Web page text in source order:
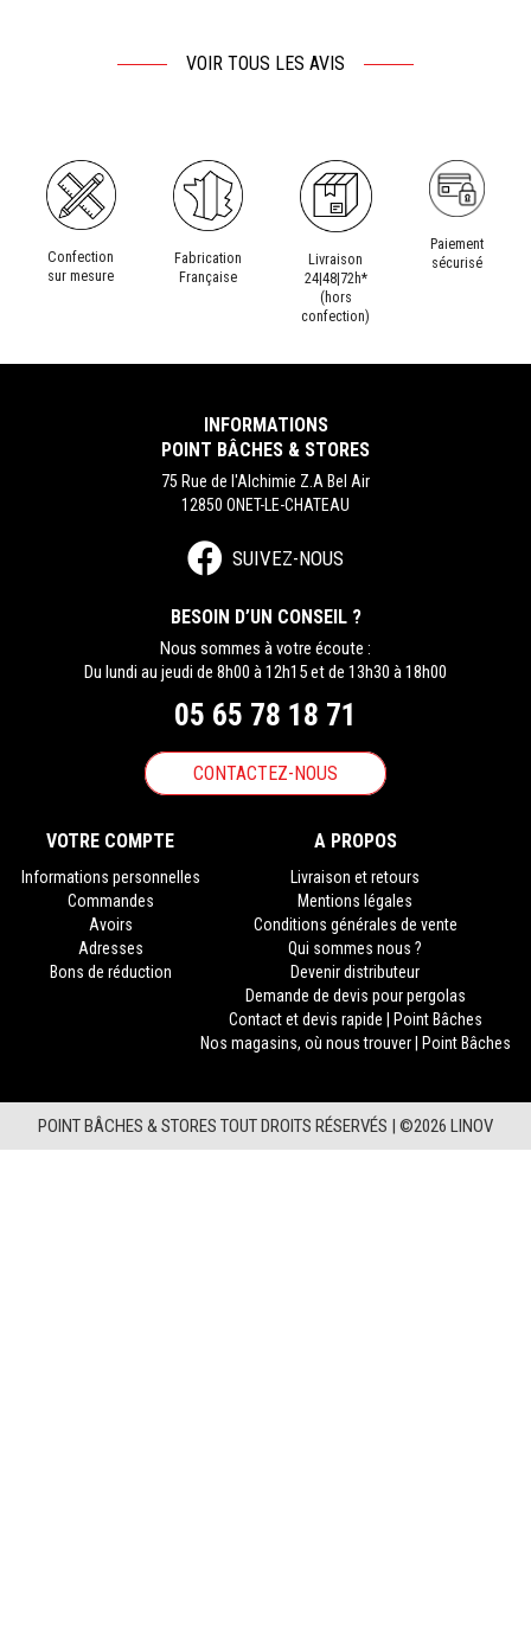
VOIR TOUS LES AVIS
Confection
sur mesure
Fabrication
Française
Livraison
24|48|72h*
(hors
confection)
Paiement
sécurisé
INFORMATIONS
POINT BÂCHES & STORES
75 Rue de l'Alchimie Z.A Bel Air
12850 ONET-LE-CHATEAU
SUIVEZ-NOUS
BESOIN D’UN CONSEIL ?
Nous sommes à votre écoute :
Du lundi au jeudi de 8h00 à 12h15 et de 13h30 à 18h00
05 65 78 18 71
CONTACTEZ-NOUS
VOTRE COMPTE
Informations personnelles
Commandes
Avoirs
Adresses
Bons de réduction
A PROPOS
Livraison et retours
Mentions légales
Conditions générales de vente
Qui sommes nous ?
Devenir distributeur
Demande de devis pour pergolas
Contact et devis rapide | Point Bâches
Nos magasins, où nous trouver | Point Bâches
POINT BÂCHES & STORES TOUT DROITS RÉSERVÉS | ©2026 LINOV